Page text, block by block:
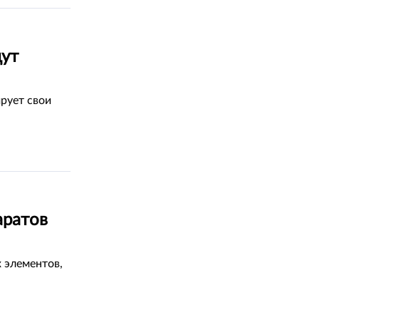
свои
элементов,